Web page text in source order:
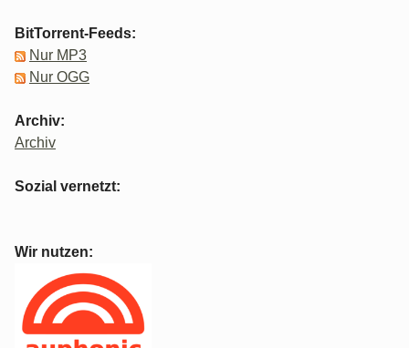
BitTorrent-Feeds:
Nur MP3
Nur OGG
Archiv:
Archiv
Sozial vernetzt:
Wir nutzen: